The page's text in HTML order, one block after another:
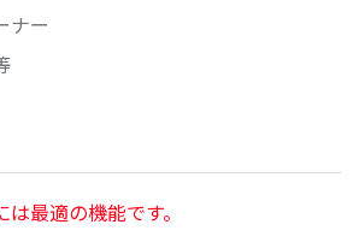
ナー
最適の機能です。